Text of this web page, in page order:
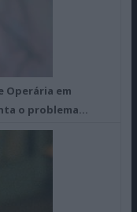
Operária em
o problema…